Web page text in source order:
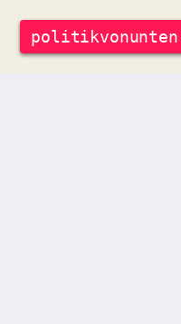
politikvonunten